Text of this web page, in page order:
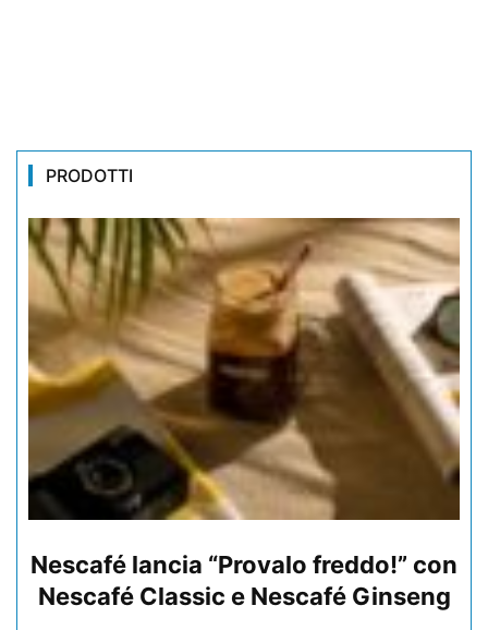
PRODOTTI
Nescafé lancia “Provalo freddo!” con
Nescafé Classic e Nescafé Ginseng